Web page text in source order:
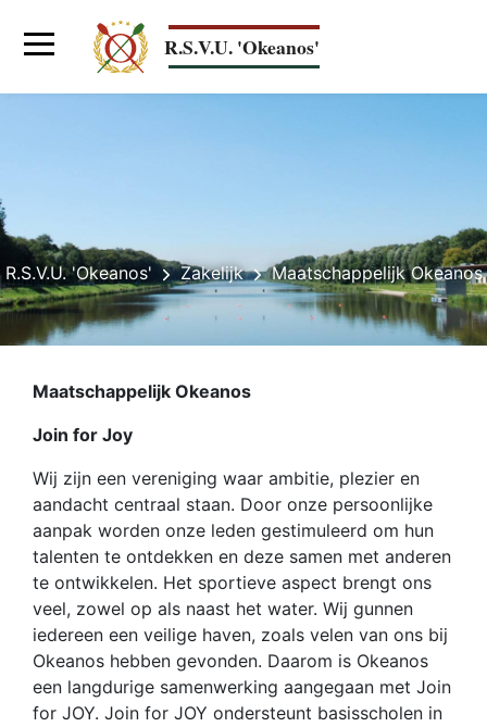
content
R.S.V.U. 'Okeanos'
Main
Breadcrumb
R.S.V.U. 'Okeanos' Zakelijk Maatschappelijk Okeanos
Maatschappelijk Okeanos
Join for Joy
Wij zijn een vereniging waar ambitie, plezier en
aandacht centraal staan. Door onze persoonlijke
aanpak worden onze leden gestimuleerd om hun
talenten te ontdekken en deze samen met anderen
te ontwikkelen. Het sportieve aspect brengt ons
veel, zowel op als naast het water. Wij gunnen
iedereen een veilige haven, zoals velen van ons bij
Okeanos hebben gevonden. Daarom is Okeanos
een langdurige samenwerking aangegaan met Join
for JOY. Join for JOY ondersteunt basisscholen in